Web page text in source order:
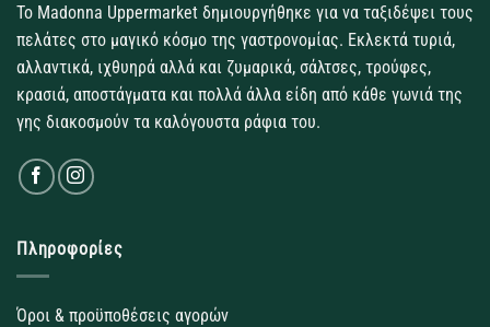
Το Madonna Uppermarket δημιουργήθηκε για να ταξιδέψει τους
πελάτες στο μαγικό κόσμο της γαστρονομίας. Εκλεκτά τυριά,
αλλαντικά, ιχθυηρά αλλά και ζυμαρικά, σάλτσες, τρούφες,
κρασιά, αποστάγματα και πολλά άλλα είδη από κάθε γωνιά της
γης διακοσμούν τα καλόγουστα ράφια του.
Πληροφορίες
Όροι & προϋποθέσεις αγορών